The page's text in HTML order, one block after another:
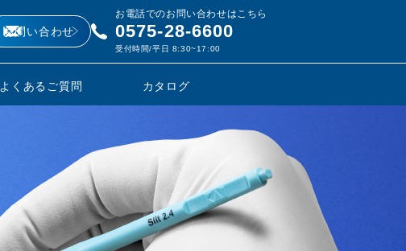
お問い合わせ
お電話でのお問い合わせはこちら
0575-28-6600
受付時間/平日 8:30~17:00
よくあるご質問 カタログ